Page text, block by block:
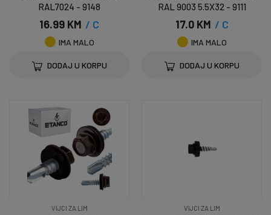
RAL7024 - 9148
16.99 KM / C
IMA MALO
DODAJ U KORPU
RAL 9003 5.5X32 - 9111
17.0 KM / C
IMA MALO
DODAJ U KORPU
VIJCI ZA LIM VIJCI ZA LIM